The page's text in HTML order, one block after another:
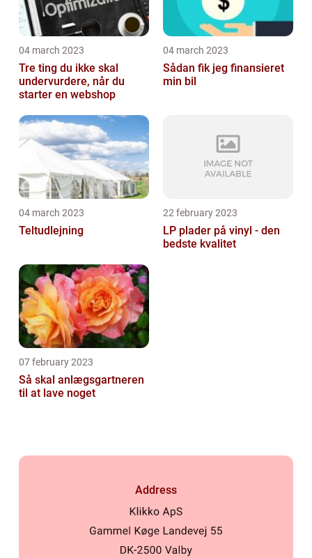
04 march 2023
Tre ting du ikke skal
undervurdere, når du
starter en webshop
04 march 2023
Sådan fik jeg finansieret
min bil
04 march 2023
Teltudlejning
22 february 2023
LP plader på vinyl - den
bedste kvalitet
07 february 2023
Så skal anlægsgartneren
til at lave noget
Address